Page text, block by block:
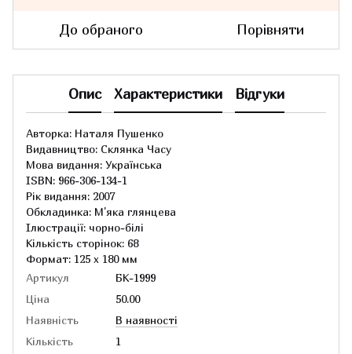
До обраного Порівняти
Опис Характеристики Відгуки
Авторка: Наталя Пушенко
Видавництво: Склянка Часу
Мова видання: Українська
ISBN: 966-306-134-1
Рік видання: 2007
Обкладинка: М'яка глянцева
Ілюстрації: чорно-білі
Кількість сторінок: 68
Формат: 125 х 180 мм
Артикул
БК-1999
Ціна
50.00
Наявність
В наявності
Кількість
1